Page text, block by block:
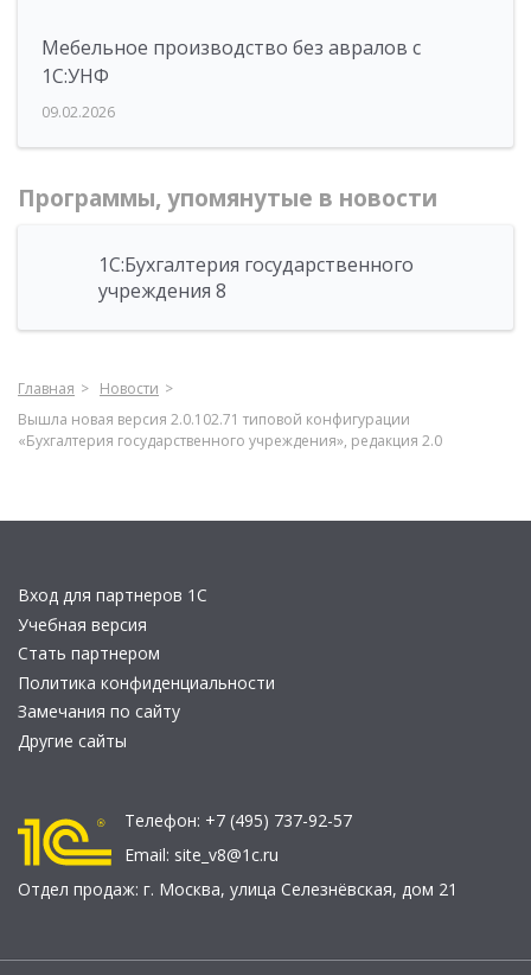
Мебельное производство без авралов с
1С:УНФ
09.02.2026
Программы, упомянутые в новости
1С:Бухгалтерия государственного
учреждения 8
Главная
Новости
Вышла новая версия 2.0.102.71 типовой конфигурации
«Бухгалтерия государственного учреждения», редакция 2.0
Вход для партнеров 1С
Учебная версия
Стать партнером
Политика конфиденциальности
Замечания по сайту
Другие сайты
Телефон: +7 (495) 737-92-57
Email: site_v8@1c.ru
Отдел продаж: г. Москва, улица Селезнёвская, дом 21